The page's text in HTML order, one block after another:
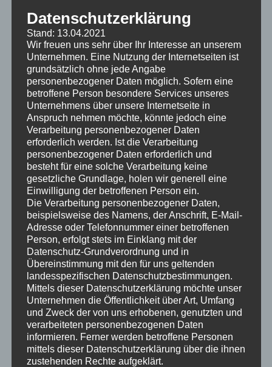
Points
of
Concern
OKTOBER 30, 2023 | HEALTH | ADMIN
Die Pandemiegesetzgebung der WHO
Besorgniserregende
Verhandlungen
von
Internationaler
Tragweite
Negotiations of
International Concern
OKTOBER 8, 2023 | HEALTH | ADMIN
The WHO´s Pandemic Lawmaking... Read More →
Datenschutzerklärung
Stand: 13.04.2021
Wir freuen uns sehr über Ihr Interesse an unserem
Unternehmen. Eine Nutzung der Internetseiten ist
grundsätzlich ohne jede Angabe
personenbezogener Daten möglich. Sofern eine
betroffene Person besondere Services unseres
Unternehmens über unsere Internetseite in
Anspruch nehmen möchte, könnte jedoch eine
Verarbeitung personenbezogener Daten
erforderlich werden. Ist die Verarbeitung
personenbezogener Daten erforderlich und
besteht für eine solche Verarbeitung keine
gesetzliche Grundlage, holen wir generell eine
Einwilligung der betroffenen Person ein.
Die Verarbeitung personenbezogener Daten,
beispielsweise des Namens, der Anschrift, E-Mail-
Adresse oder Telefonnummer einer betroffenen
Person, erfolgt stets im Einklang mit der
Datenschutz-Grundverordnung und in
Übereinstimmung mit den für uns geltenden
landesspezifischen Datenschutzbestimmungen.
Mittels dieser Datenschutzerklärung möchte unser
Unternehmen die Öffentlichkeit über Art, Umfang
und Zweck der von uns erhobenen, genutzten und
verarbeiteten personenbezogenen Daten
informieren. Ferner werden betroffene Personen
mittels dieser Datenschutzerklärung über die ihnen
zustehenden Rechte aufgeklärt.